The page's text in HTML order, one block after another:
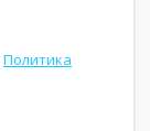
Политика